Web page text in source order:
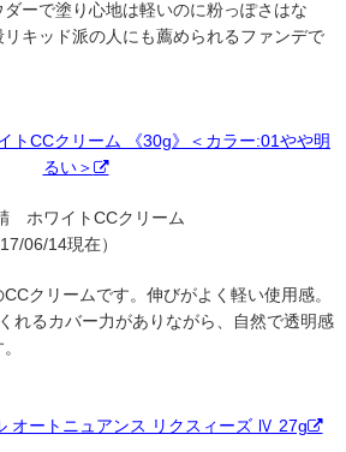
ーで塗り心地は軽いのに粉っぽさはな
キッド派の人にも薦められるファンデで
CCクリーム 《30g》＜カラー:01やや明
るい＞
ホワイトCCクリーム
06/14現在）
クリームです。伸びがよく軽い使用感。
れるカバー力がありながら、自然で透明感
オートニュアンス リクスィーズ Ⅳ 27g